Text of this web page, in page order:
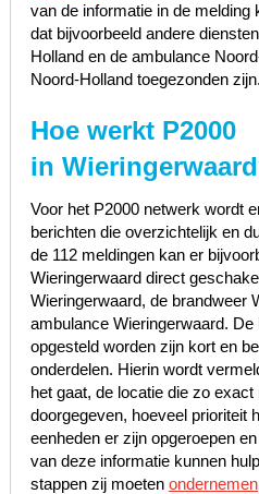
van de informatie in de melding
dat bijvoorbeeld andere
Holland en de ambulance
Noord-Holland toegezonden zijn.
Hoe werkt P2000
in
Voor het P2000 netwerk wordt
berichten die overzichtelijk en
de 112 meldingen kan er
Wieringerwaard direct
Wieringerwaard, de brandweer
ambulance Wieringerwaard.
opgesteld worden zijn kort en
onderdelen. Hierin wordt
het gaat, de locatie die zo
doorgegeven, hoeveel prioriteit
eenheden er zijn opgeroepen
van deze informatie kunnen
stappen zij moeten ondernemen